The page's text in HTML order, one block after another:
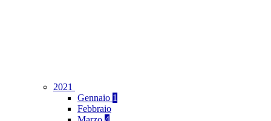
2021
Gennaio 1
Febbraio